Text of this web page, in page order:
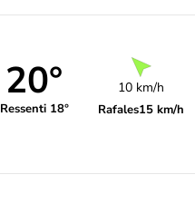
20°
Ressenti 18°
10 km/h
Rafales15 km/h